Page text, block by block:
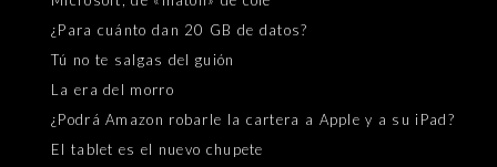
¿Para cuánto dan 20 GB de datos?
Tú no te salgas del guión
La era del morro
¿Podrá Amazon robarle la cartera a Apple y a su iPad?
El tablet es el nuevo chupete